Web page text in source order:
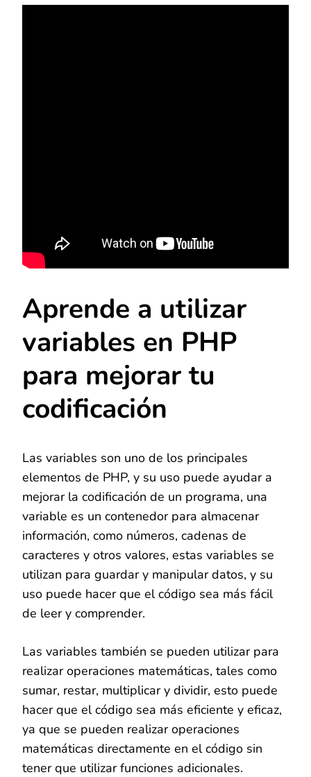
Aprende a utilizar
variables en PHP
para mejorar tu
codificación
Las variables son uno de los principales
elementos de PHP, y su uso puede ayudar a
mejorar la codificación de un programa, una
variable es un contenedor para almacenar
información, como números, cadenas de
caracteres y otros valores, estas variables se
utilizan para guardar y manipular datos, y su
uso puede hacer que el código sea más fácil
de leer y comprender.
Las variables también se pueden utilizar para
realizar operaciones matemáticas, tales como
sumar, restar, multiplicar y dividir, esto puede
hacer que el código sea más eficiente y eficaz,
ya que se pueden realizar operaciones
matemáticas directamente en el código sin
tener que utilizar funciones adicionales.